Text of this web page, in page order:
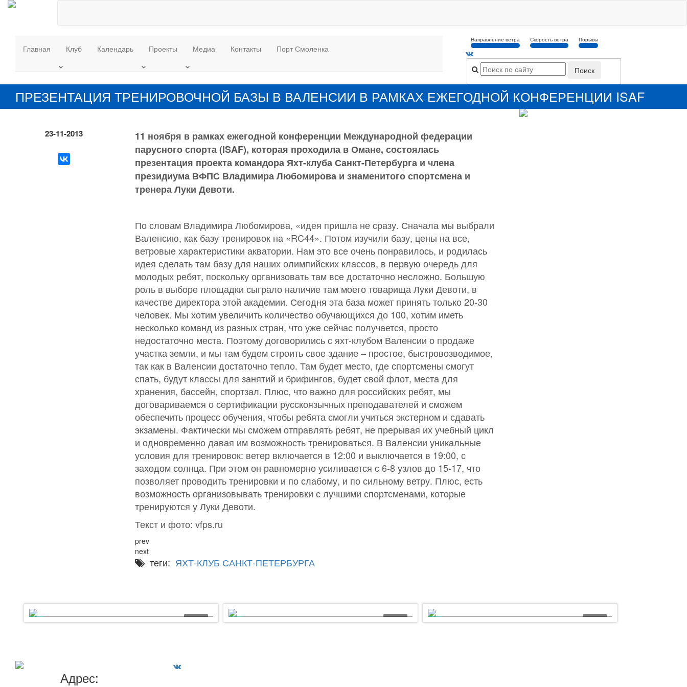
Главная Клуб Календарь Проекты Медиа Контакты Порт Смоленка
Направление ветра Скорость ветра Порывы
ПРЕЗЕНТАЦИЯ ТРЕНИРОВОЧНОЙ БАЗЫ В ВАЛЕНСИИ В РАМКАХ ЕЖЕГОДНОЙ КОНФЕРЕНЦИИ ISAF
23-11-2013
11 ноября в рамках ежегодной конференции Международной федерации
парусного спорта (ISAF), которая проходила в Омане, состоялась
презентация проекта командора Яхт-клуба Санкт-Петербурга и члена
президиума ВФПС Владимира Любомирова и знаменитого спортсмена и
тренера Луки Девоти.
По словам Владимира Любомирова, «идея пришла не сразу. Сначала мы выбрали
Валенсию, как базу тренировок на «RC44». Потом изучили базу, цены на все,
ветровые характеристики акватории. Нам это все очень понравилось, и родилась
идея сделать там базу для наших олимпийских классов, в первую очередь для
молодых ребят, поскольку организовать там все достаточно несложно. Большую
роль в выборе площадки сыграло наличие там моего товарища Луки Девоти, в
качестве директора этой академии. Сегодня эта база может принять только 20-30
человек. Мы хотим увеличить количество обучающихся до 100, хотим иметь
несколько команд из разных стран, что уже сейчас получается, просто
недостаточно места. Поэтому договорились с яхт-клубом Валенсии о продаже
участка земли, и мы там будем строить свое здание – простое, быстровозводимое,
так как в Валенсии достаточно тепло. Там будет место, где спортсмены смогут
спать, будут классы для занятий и брифингов, будет свой флот, места для
хранения, бассейн, спортзал. Плюс, что важно для российских ребят, мы
договариваемся о сертификации русскоязычных преподавателей и сможем
обеспечить процесс обучения, чтобы ребята смогли учиться экстерном и сдавать
экзамены. Фактически мы сможем отправлять ребят, не прерывая их учебный цикл
и одновременно давая им возможность тренироваться. В Валенсии уникальные
условия для тренировок: ветер включается в 12:00 и выключается в 19:00, с
заходом солнца. При этом он равномерно усиливается с 6-8 узлов до 15-17, что
позволяет проводить тренировки и по слабому, и по сильному ветру. Плюс, есть
возможность организовывать тренировки с лучшими спортсменами, которые
тренируются у Луки Девоти.
Текст и фото: vfps.ru
prev
next
теги: ЯХТ-КЛУБ САНКТ-ПЕТЕРБУРГА
03:22
5 лет назад был заложен линейный корабль
06:06
OptiOrange19. К старту готовы! 05:13
OptiOrange19. Первый гоночный день
Адрес: